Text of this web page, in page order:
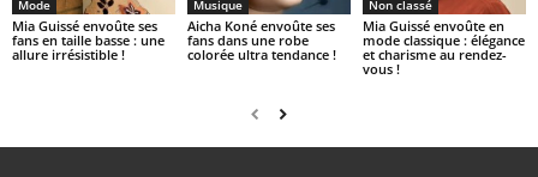
Mode
Mia Guissé envoûte ses
fans en taille basse : une
allure irrésistible !
Musique
Aicha Koné envoûte ses
fans dans une robe
colorée ultra tendance !
Non classé
Mia Guissé envoûte en
mode classique : élégance
et charisme au rendez-
vous !